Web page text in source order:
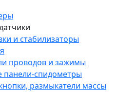
и стабилизаторы
проводов и зажимы
спидометры
размыкатели массы